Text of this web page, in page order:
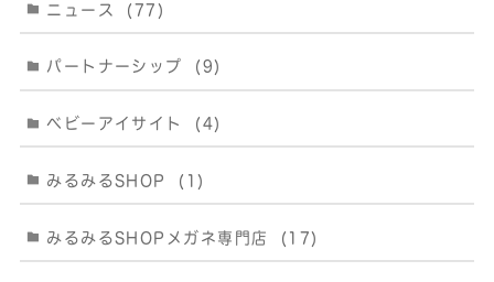
ニュース (77)
パートナーシップ (9)
ベビーアイサイト (4)
みるみるSHOP (1)
みるみるSHOPメガネ専門店 (17)